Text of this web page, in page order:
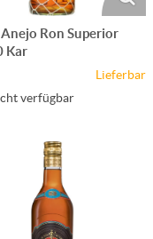
Ron Superior
Kar
Lieferbar
verfügbar